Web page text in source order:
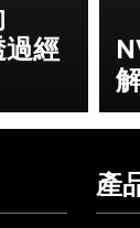
經
產